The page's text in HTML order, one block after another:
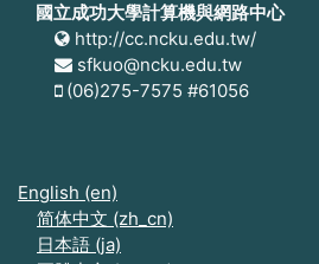
國立成功大學計算機與網路中心
http://cc.ncku.edu.tw/
sfkuo@ncku.edu.tw
(06)275-7575 #61056
English ‎(en)‎
简体中文 ‎(zh_cn)‎
日本語 ‎(ja)‎